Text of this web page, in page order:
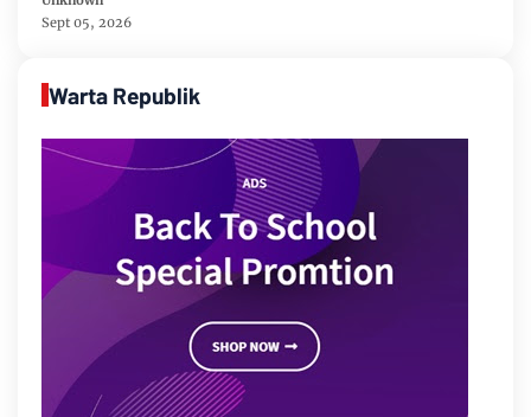
Sept 05, 2026
Warta Republik